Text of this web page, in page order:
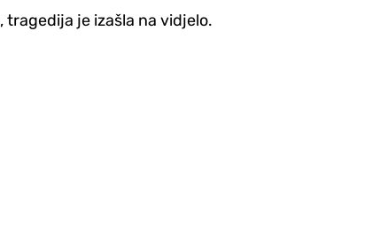
tragedija je izašla na vidjelo.